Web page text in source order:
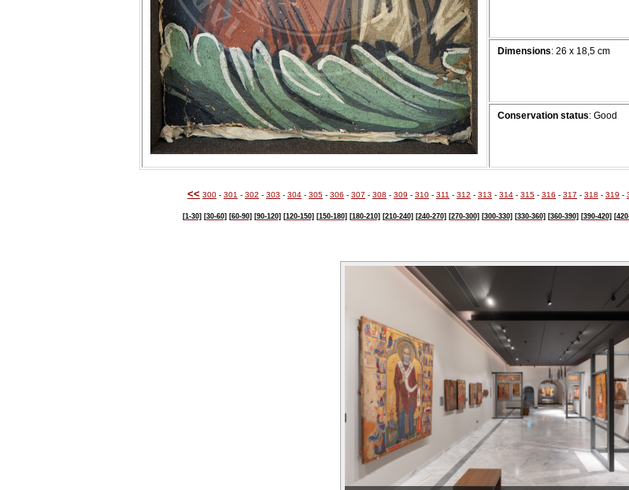
Dimensions: 26 x 18,5 cm
Conservation status: Good
<< 300 - 301 - 302 - 303 - 304 - 305 - 306 - 307 - 308 - 309 - 310 - 311 - 312 - 313 - 314 - 315 - 316 - 317 - 318 - 319 -
[1-30] [30-60] [60-90] [90-120] [120-150] [150-180] [180-210] [210-240] [240-270] [270-300] [300-330] [330-360] [360-390] [390-420]